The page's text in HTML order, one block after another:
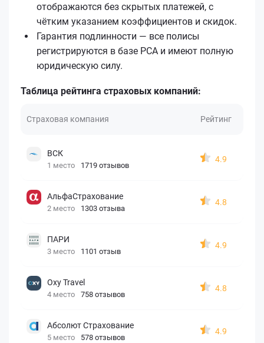
отображаются без скрытых платежей, с
чётким указанием коэффициентов и скидок.
Гарантия подлинности — все полисы
регистрируются в базе РСА и имеют полную
юридическую силу.
Таблица рейтинга страховых компаний:
Страховая компания Рейтинг
ВСК
1 место 1719 отзывов
4.9
АльфаСтрахование
2 место 1303 отзыва
4.8
ПАРИ
3 место 1101 отзыв
4.9
Oxy Travel
4 место 758 отзывов
4.8
Абсолют Страхование
5 место 578 отзывов
4.9